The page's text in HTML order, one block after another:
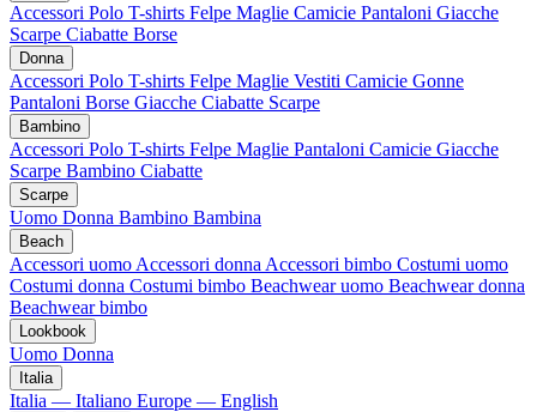
Accessori Polo T-shirts Felpe Maglie Camicie Pantaloni Giacche
Scarpe Ciabatte Borse
Donna
Accessori Polo T-shirts Felpe Maglie Vestiti Camicie Gonne
Pantaloni Borse Giacche Ciabatte Scarpe
Bambino
Accessori Polo T-shirts Felpe Maglie Pantaloni Camicie Giacche
Scarpe Bambino Ciabatte
Scarpe
Uomo Donna Bambino Bambina
Beach
Accessori uomo Accessori donna Accessori bimbo Costumi uomo
Costumi donna Costumi bimbo Beachwear uomo Beachwear donna
Beachwear bimbo
Lookbook
Uomo Donna
Italia
Italia — Italiano Europe — English